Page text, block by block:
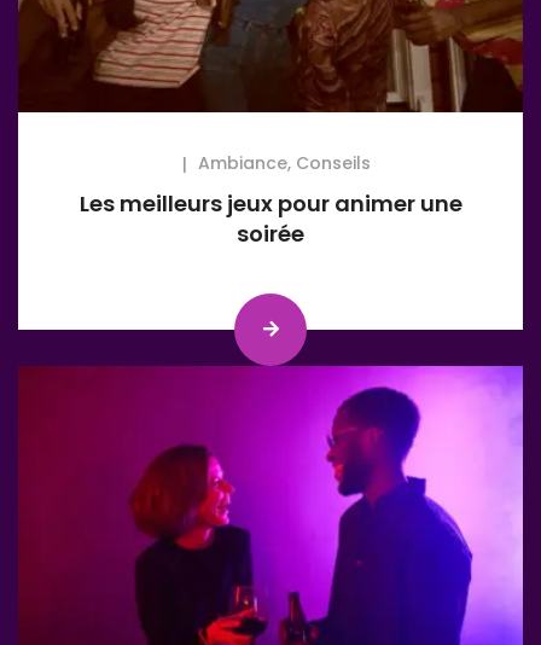
Ambiance, Conseils
Les meilleurs jeux pour animer une
soirée